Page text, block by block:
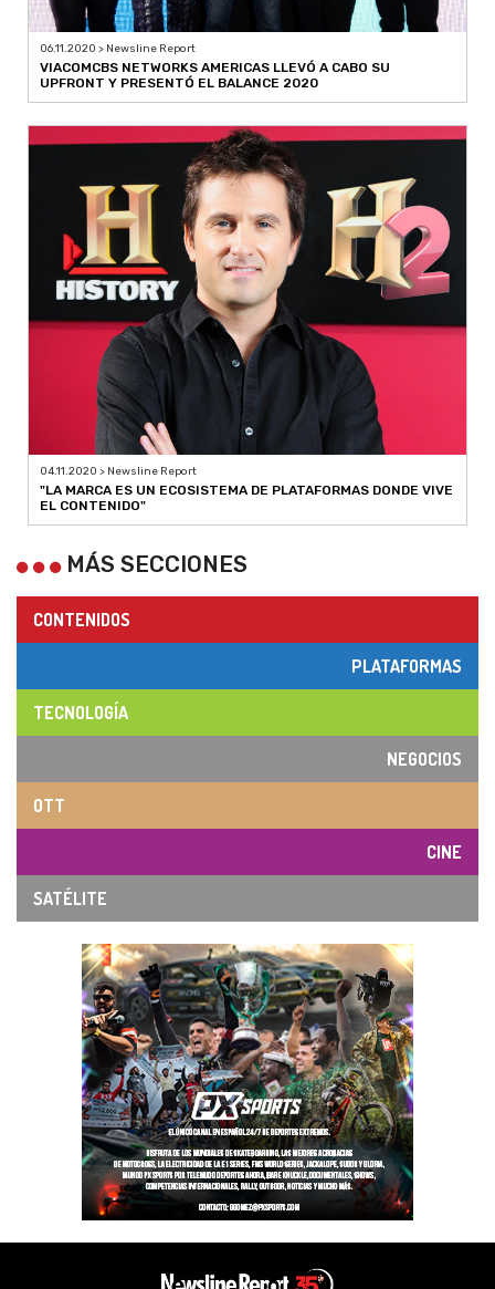
06.11.2020 > Newsline Report
VIACOMCBS NETWORKS AMERICAS LLEVÓ A CABO SU
UPFRONT Y PRESENTÓ EL BALANCE 2020
04.11.2020 > Newsline Report
"LA MARCA ES UN ECOSISTEMA DE PLATAFORMAS DONDE VIVE
EL CONTENIDO"
MÁS SECCIONES
CONTENIDOS
PLATAFORMAS
TECNOLOGÍA
NEGOCIOS
OTT
CINE
SATÉLITE